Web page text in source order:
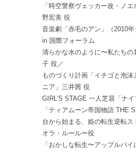
「時空警察ヴェッカー改・ノ
野宏美 役
音楽劇「赤毛のアン」（2010年
in 国際フォーラム
清らかな水のように〜私たちの
子 役／
ものづくり計画「イチゴと泡沫
ニア」三井茜 役
GIRL’S STAGE 一人芝居「ナ
「ティアムーン帝国物語 THE
台から始まる、姫の転生逆転ス
オラ・ルールー役
「おかしな転生〜アップルパイ